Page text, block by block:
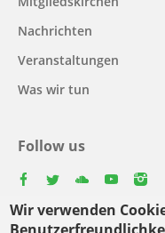
Wir verwenden
Nachrichten
Veranstaltungen
Was wir tun
Follow us
Select